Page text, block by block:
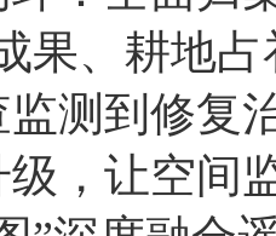
果、耕地
测到修复
让空间